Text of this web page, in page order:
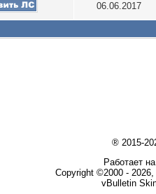
06.06.2017
® 2015-
Работает
Copyright ©2000 -
vBulletin